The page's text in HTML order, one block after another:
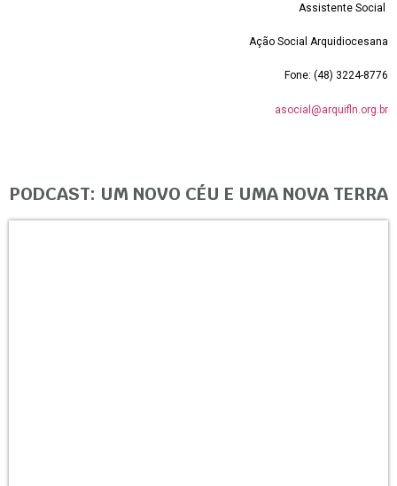
Assistente Social
Ação Social Arquidiocesana
Fone: (48) 3224-8776
asocial@arquifln.org.br
PODCAST: UM NOVO CÉU E UMA NOVA TERRA